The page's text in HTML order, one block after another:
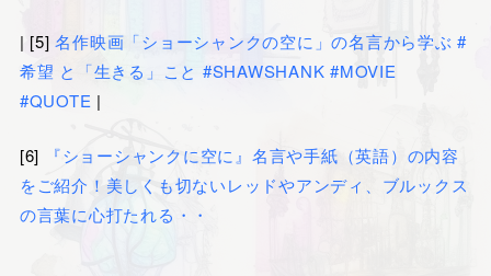
| [5]名作映画「ショーシャンクの空に」の名言から学ぶ #
希望 と「生きる」こと #SHAWSHANK #MOVIE
#QUOTE |
[6]
『ショーシャンクに空に』名言や手紙（英語）の内容
をご紹介！美しくも切ないレッドやアンディ、ブルックス
の言葉に心打たれる・・